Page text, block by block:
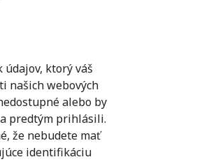
ktorý váš
našich webových
alebo by
predtým prihlásili.
že nebudete mať
identifikáciu